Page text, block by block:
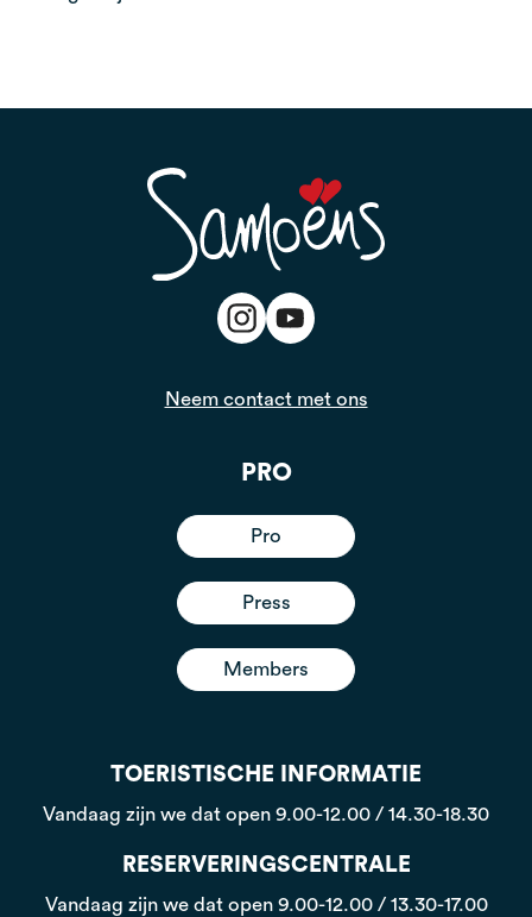
Neem contact met ons
PRO
Pro
Press
Members
TOERISTISCHE INFORMATIE
Vandaag zijn we dat open 9.00-12.00 / 14.30-18.30
RESERVERINGSCENTRALE
Vandaag zijn we dat open 9.00-12.00 / 13.30-17.00